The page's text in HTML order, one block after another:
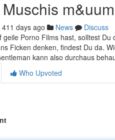
411 days ago News
Discuss
geile Porno Films hast, solltest
Ficken denken, findest Du da.
kann also durchaus
Who Upvoted